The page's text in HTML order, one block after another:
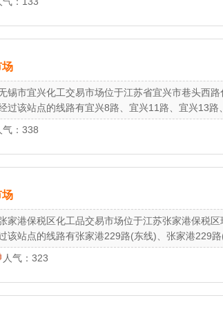
场
锡市宜兴化工交易市场位于江苏省宜兴市巷头西
过该站点的线路有宜兴8路、宜兴11路、宜兴13路
气：338
场
家港保税区化工品交易市场位于江苏张家港保税
该站点的线路有张家港229路(东线)、张家港229路
人气：323